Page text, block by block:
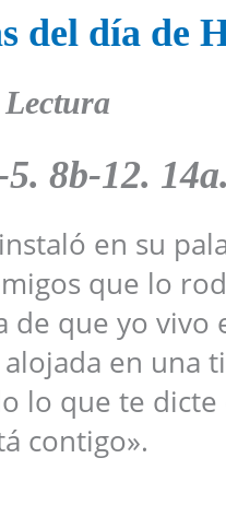
del día de
8b-12.
en su
que lo
de que yo vivo
en una
lo que te
contigo».